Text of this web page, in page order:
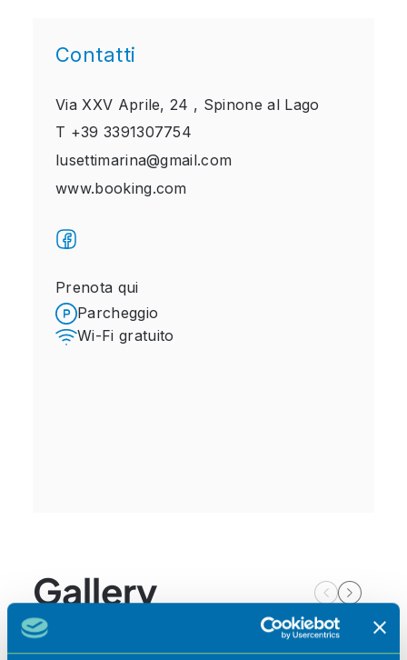
Contatti
Via XXV Aprile, 24 , Spinone al Lago
T +39 3391307754
lusettimarina@gmail.com
www.booking.com
Prenota qui
Parcheggio
Wi-Fi gratuito
Gallery